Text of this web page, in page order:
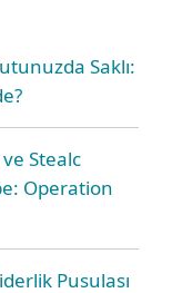
Saklı:
Stealc
Operation
Pusulası